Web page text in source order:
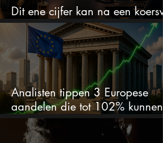
Dit ene cijfer kan na een
van 50% alles veranderen
Analisten tippen 3 Europese
aandelen die tot 102% kunnen
stijgen